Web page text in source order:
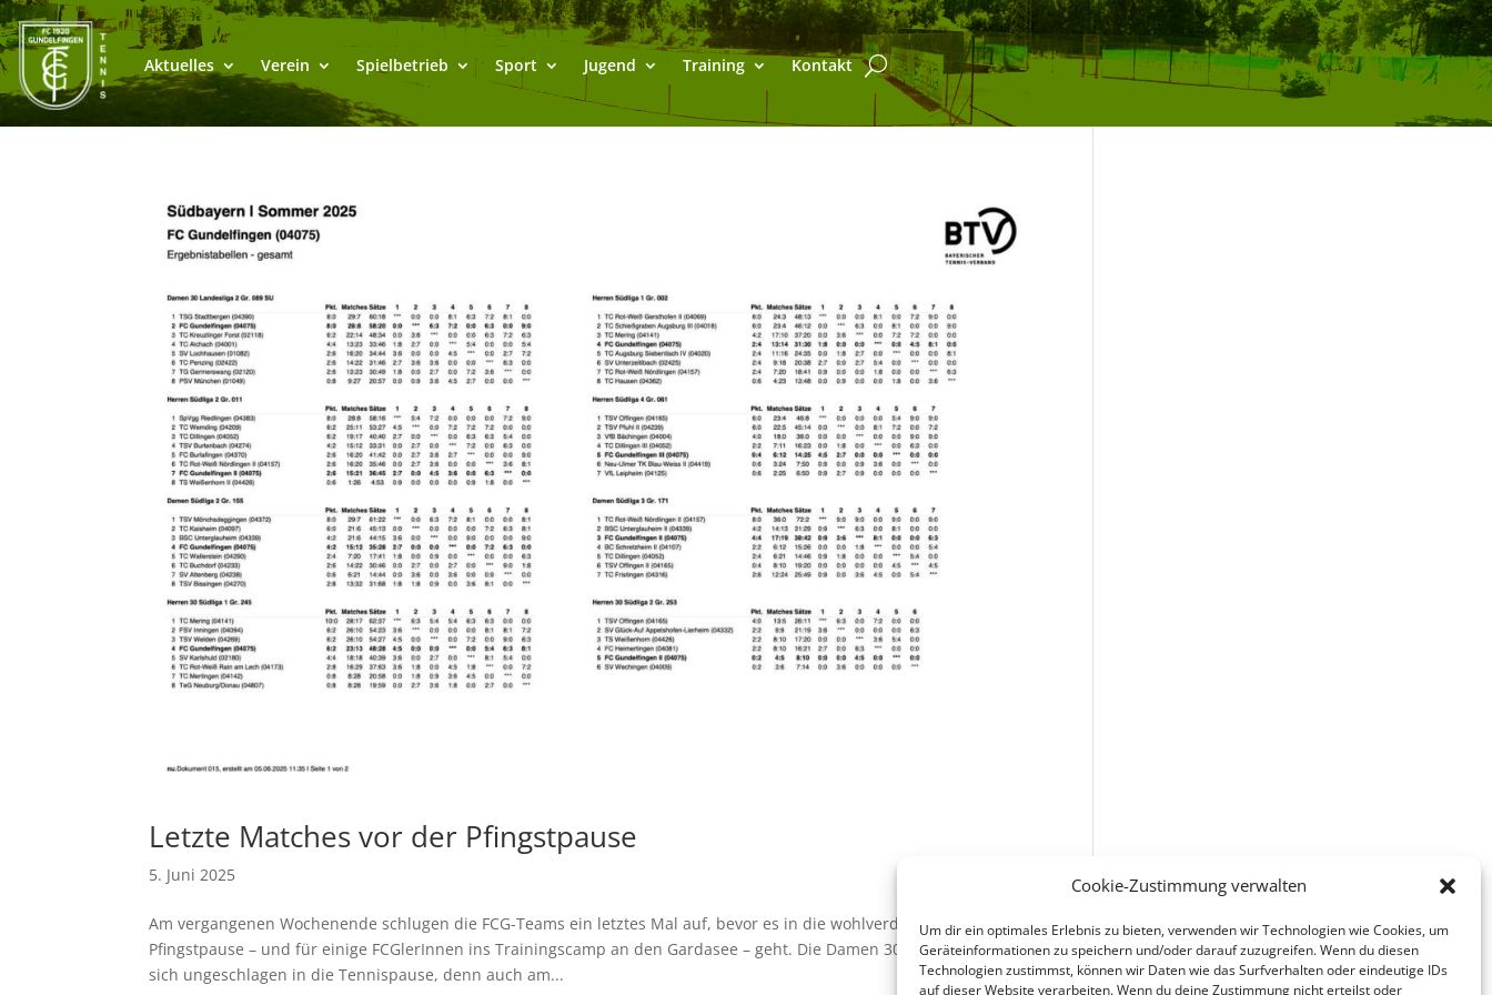
Cookie-Zustimmung verwalten
Um dir ein optimales Erlebnis zu bieten, verwenden wir Technologien wie Cookies, um
Geräteinformationen zu speichern und/oder darauf zuzugreifen. Wenn du diesen
Technologien zustimmst, können wir Daten wie das Surfverhalten oder eindeutige IDs
auf dieser Website verarbeiten. Wenn du deine Zustimmung nicht erteilst oder
Aktuelles Verein Spielbetrieb Sport Jugend Training Kontakt
Letzte Matches vor der Pfingstpause
5. Juni 2025
Am vergangenen Wochenende schlugen die FCG-Teams ein letztes Mal auf, bevor es in die wohlverdiente
Pfingstpause – und für einige FCGlerInnen ins Trainingscamp an den Gardasee – geht. Die Damen 30 verabschieden
sich ungeschlagen in die Tennispause, denn auch am...